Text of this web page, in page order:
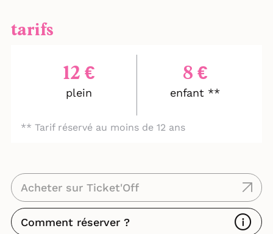
tarifs
12 €
plein
8 €
enfant **
** Tarif réservé au moins de 12 ans
Acheter sur Ticket'Off
Comment réserver ?